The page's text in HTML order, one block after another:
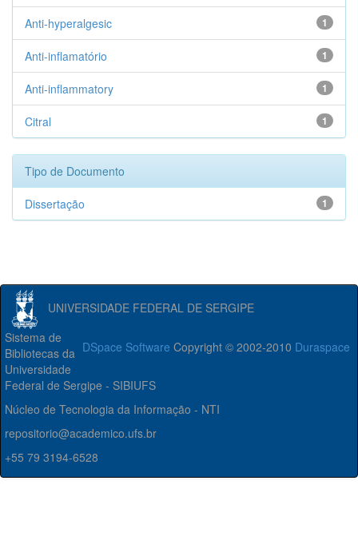
1
Anti-hyperalgesic
1
Anti-inflamatório
1
Anti-inflammatory
1
Citral
Tipo de Documento
1
Dissertação
UNIVERSIDADE FEDERAL DE SERGIPE
DSpace Software Copyright © 2002-2010 Duraspace
Sistema de
Bibliotecas da
Universidade
Federal de Sergipe - SIBIUFS
Núcleo de Tecnologia da Informação - NTI
repositorio@academico.ufs.br
+55 79 3194-6528